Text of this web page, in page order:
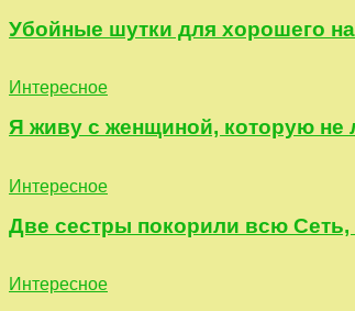
Убойные шутки для хорошего
Интересное
Я живу с женщиной, которую
Интересное
Две сестры покорили всю
Интересное